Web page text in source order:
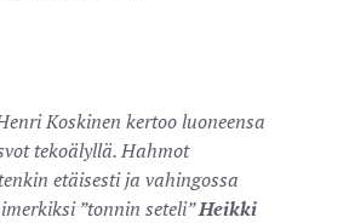
Koskinen kertoo luoneensa
tekoälyllä. Hahmot
etäisesti ja vahingossa
”tonnin seteli”Heikki